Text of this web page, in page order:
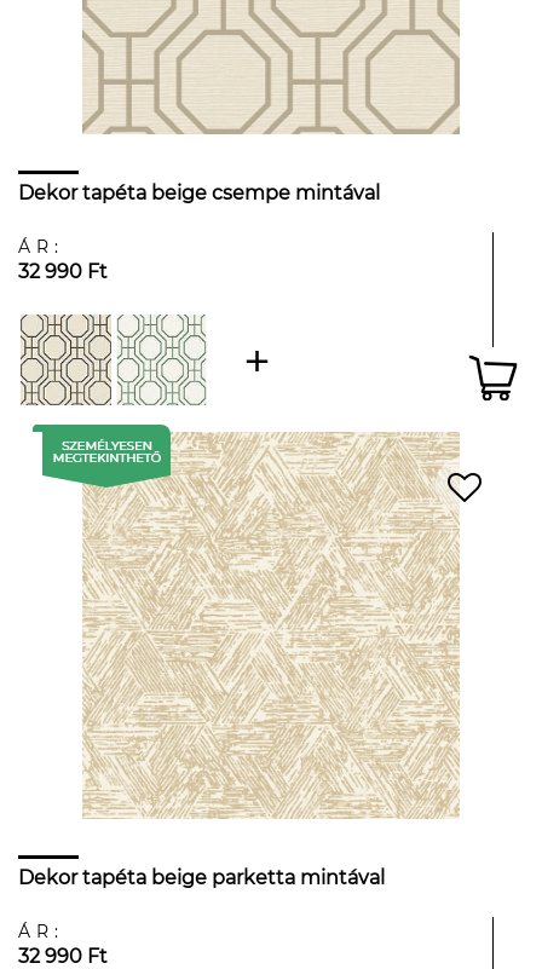
Dekor tapéta beige csempe mintával
ÁR:
32 990 Ft
Dekor tapéta beige parketta mintával
ÁR:
32 990 Ft